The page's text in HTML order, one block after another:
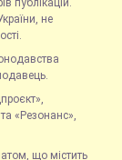
публікацій.
не
«Резонанс»,
що містить